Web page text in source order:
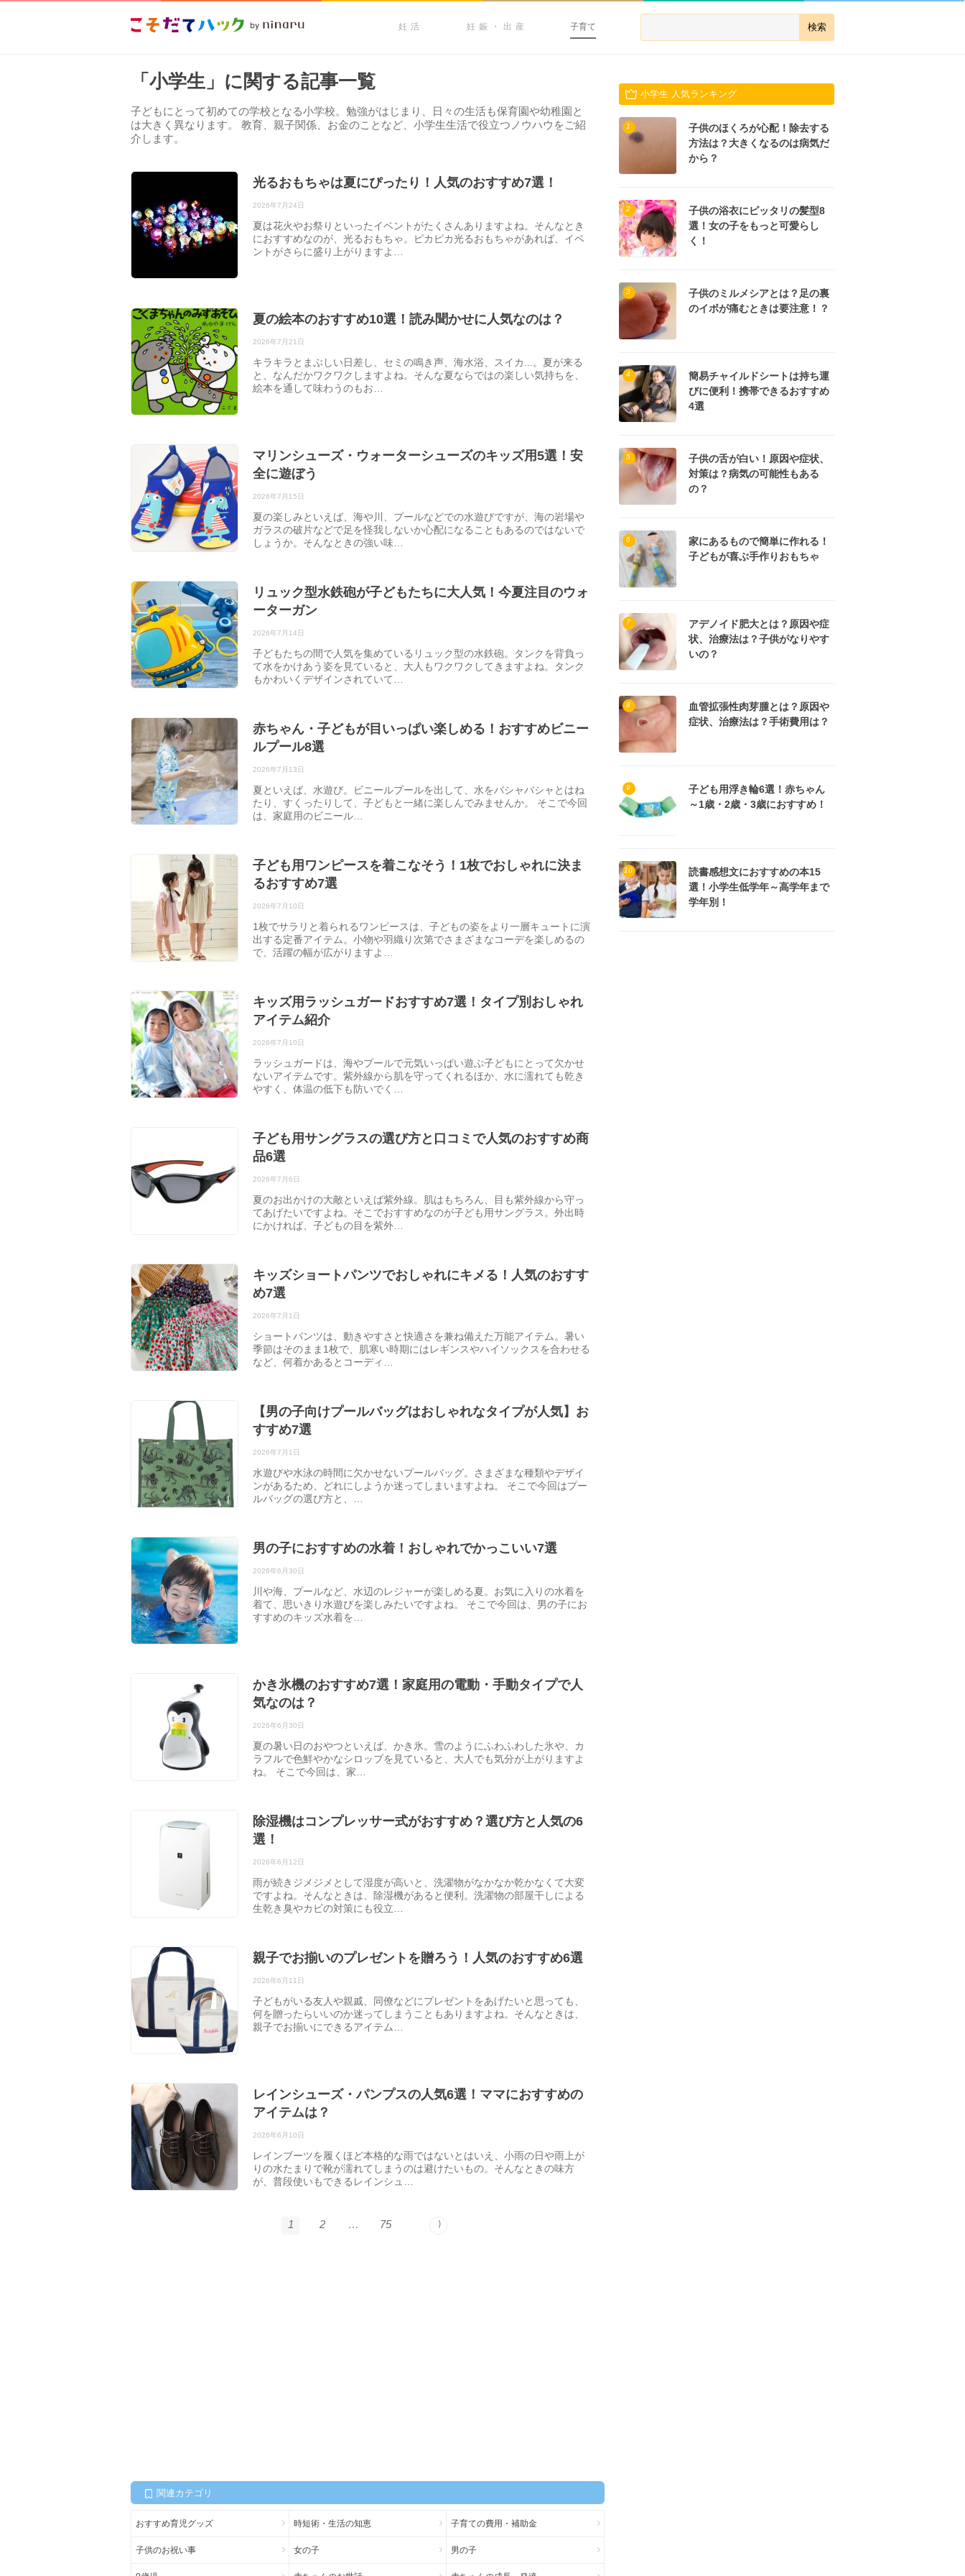
妊活 妊娠・出産 子育て
「小学生」に関する記事一覧
子どもにとって初めての学校となる小学校。勉強がはじまり、日々の生活も保育園や幼稚園と
は大きく異なります。 教育、親子関係、お金のことなど、小学生生活で役立つノウハウをご紹
介します。
光るおもちゃは夏にぴったり！人気のおすすめ7選！
2026年7月24日
夏は花火やお祭りといったイベントがたくさんありますよね。そんなとき
におすすめなのが、光るおもちゃ。ピカピカ光るおもちゃがあれば、イベ
ントがさらに盛り上がりますよ…
夏の絵本のおすすめ10選！読み聞かせに人気なのは？
2026年7月21日
キラキラとまぶしい日差し、セミの鳴き声、海水浴、スイカ...。夏が来る
と、なんだかワクワクしますよね。そんな夏ならではの楽しい気持ちを、
絵本を通して味わうのもお…
マリンシューズ・ウォーターシューズのキッズ用5選！安
全に遊ぼう
2026年7月15日
夏の楽しみといえば、海や川、プールなどでの水遊びですが、海の岩場や
ガラスの破片などで足を怪我しないか心配になることもあるのではないで
しょうか。そんなときの強い味…
リュック型水鉄砲が子どもたちに大人気！今夏注目のウォ
ーターガン
2026年7月14日
子どもたちの間で人気を集めているリュック型の水鉄砲。タンクを背負っ
て水をかけあう姿を見ていると、大人もワクワクしてきますよね。タンク
もかわいくデザインされていて…
赤ちゃん・子どもが目いっぱい楽しめる！おすすめビニー
ルプール8選
2026年7月13日
夏といえば、水遊び。ビニールプールを出して、水をバシャバシャとはね
たり、すくったりして、子どもと一緒に楽しんでみませんか。 そこで今回
は、家庭用のビニール…
子ども用ワンピースを着こなそう！1枚でおしゃれに決ま
るおすすめ7選
2026年7月10日
1枚でサラリと着られるワンピースは、子どもの姿をより一層キュートに演
出する定番アイテム。小物や羽織り次第でさまざまなコーデを楽しめるの
で、活躍の幅が広がりますよ…
キッズ用ラッシュガードおすすめ7選！タイプ別おしゃれ
アイテム紹介
2026年7月10日
ラッシュガードは、海やプールで元気いっぱい遊ぶ子どもにとって欠かせ
ないアイテムです。紫外線から肌を守ってくれるほか、水に濡れても乾き
やすく、体温の低下も防いでく…
子ども用サングラスの選び方と口コミで人気のおすすめ商
品6選
2026年7月6日
夏のお出かけの大敵といえば紫外線。肌はもちろん、目も紫外線から守っ
てあげたいですよね。そこでおすすめなのが子ども用サングラス。外出時
にかければ、子どもの目を紫外…
キッズショートパンツでおしゃれにキメる！人気のおすす
め7選
2026年7月1日
ショートパンツは、動きやすさと快適さを兼ね備えた万能アイテム。暑い
季節はそのまま1枚で、肌寒い時期にはレギンスやハイソックスを合わせる
など、何着かあるとコーディ…
【男の子向けプールバッグはおしゃれなタイプが人気】お
すすめ7選
2026年7月1日
水遊びや水泳の時間に欠かせないプールバッグ。さまざまな種類やデザイ
ンがあるため、どれにしようか迷ってしまいますよね。 そこで今回はプー
ルバッグの選び方と、…
男の子におすすめの水着！おしゃれでかっこいい7選
2026年6月30日
川や海、プールなど、水辺のレジャーが楽しめる夏。お気に入りの水着を
着て、思いきり水遊びを楽しみたいですよね。 そこで今回は、男の子にお
すすめのキッズ水着を…
かき氷機のおすすめ7選！家庭用の電動・手動タイプで人
気なのは？
2026年6月30日
夏の暑い日のおやつといえば、かき氷。雪のようにふわふわした氷や、カ
ラフルで色鮮やかなシロップを見ていると、大人でも気分が上がりますよ
ね。 そこで今回は、家…
除湿機はコンプレッサー式がおすすめ？選び方と人気の6
選！
2026年6月12日
雨が続きジメジメとして湿度が高いと、洗濯物がなかなか乾かなくて大変
ですよね。そんなときは、除湿機があると便利。洗濯物の部屋干しによる
生乾き臭やカビの対策にも役立…
親子でお揃いのプレゼントを贈ろう！人気のおすすめ6選
2026年6月11日
子どもがいる友人や親戚、同僚などにプレゼントをあげたいと思っても、
何を贈ったらいいのか迷ってしまうこともありますよね。そんなときは、
親子でお揃いにできるアイテム…
レインシューズ・パンプスの人気6選！ママにおすすめの
アイテムは？
2026年6月10日
レインブーツを履くほど本格的な雨ではないとはいえ、小雨の日や雨上が
りの水たまりで靴が濡れてしまうのは避けたいもの。そんなときの味方
が、普段使いもできるレインシュ…
1 2 … 75 ⟩
関連カテゴリ
おすすめ育児グッズ 時短術・生活の知恵 子育ての費用・補助金
子供のお祝い事 女の子 男の子
小学生 人気ランキング
1
子供のほくろが心配！除去する
方法は？大きくなるのは病気だ
から？
2
子供の浴衣にピッタリの髪型8
選！女の子をもっと可愛らし
く！
3
子供のミルメシアとは？足の裏
のイボが痛むときは要注意！？
4
簡易チャイルドシートは持ち運
びに便利！携帯できるおすすめ
4選
5
子供の舌が白い！原因や症状、
対策は？病気の可能性もある
の？
6
家にあるもので簡単に作れる！
子どもが喜ぶ手作りおもちゃ
7
アデノイド肥大とは？原因や症
状、治療法は？子供がなりやす
いの？
8
血管拡張性肉芽腫とは？原因や
症状、治療法は？手術費用は？
9
子ども用浮き輪6選！赤ちゃん
～1歳・2歳・3歳におすすめ！
10
読書感想文におすすめの本15
選！小学生低学年～高学年まで
学年別！